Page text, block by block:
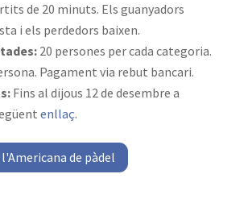
de 20 minuts. Els guanyadors
i els perdedors baixen.
20 persones per cada categoria.
Pagament via rebut bancari.
Fins al dijous 12 de desembre a
enllaç.
de pàdel